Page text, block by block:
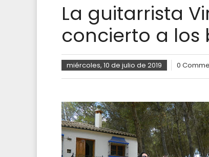
La guitarrista
concierto a los
miércoles, 10 de julio de 2019 0